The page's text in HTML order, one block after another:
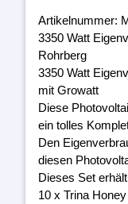
Artikelnummer:
3350 Watt
Rohrberg
3350 Watt
mit Growatt
Diese
ein tolles
Den
diesen
Dieses Set
10 x Trina